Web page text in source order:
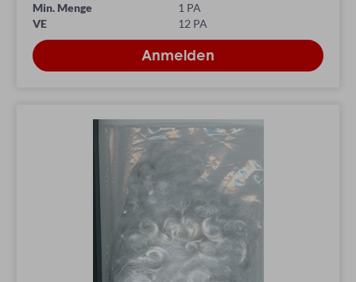
Min. Menge
1 PA
VE
12 PA